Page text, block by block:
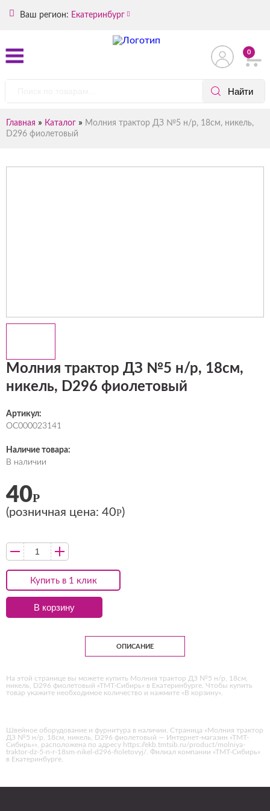
Ваш регион: Екатеринбург
0
Главная » Каталог » Молния трактор ДЗ №5 н/р, 18см, никель,
D296 фиолетовый
Молния трактор ДЗ №5 н/р, 18см,
никель, D296 фиолетовый
Артикул:
ОС000023141
Наличие товара:
В наличии
Купить в 1 клик
40Р
(розничная цена: 40Р)
В корзину
ОПИСАНИЕ
На этой странице вы можете купить Молния трактор ДЗ №5 н/р, 18см,
никель, D296 фиолетовый «ТМТ-Сибирь» в Екатеринбурге. Чтобы купить
товар укажите необходимое количество и нажмите «В корзину».
Швейное оборудование и фурнитура в наличии. Страница «Молния трактор
ДЗ №5 н/р, 18см, никель, D296 фиолетовый — Интернет-магазин «ТМТ-
Сибирь»», расположена по адресу https://ekb.tmtsib.ru/product/molniya-
traktor-dz-5-n-r-18sm-nikel-d296-fioletovyj/. Филиал компании «ТМТ-Сибирь»
в Екатеринбурге.